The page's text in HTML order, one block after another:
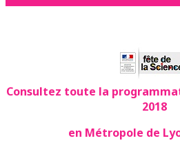
Consultez toute la
2018
en Métropole de